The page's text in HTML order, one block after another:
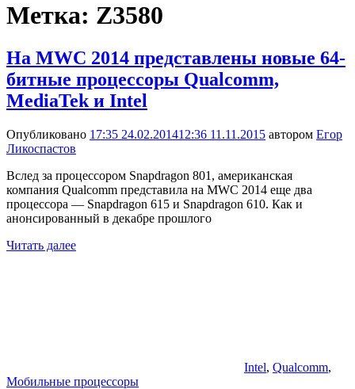
Метка: Z3580
На MWC 2014 представлены новые 64-
битные процессоры Qualcomm,
MediaTek и Intel
Опубликовано 17:35 24.02.201412:36 11.11.2015 автором Егор
Ликоспастов
Вслед за процессором Snapdragon 801, американская
компания Qualcomm представила на MWC 2014 еще два
процессора — Snapdragon 615 и Snapdragon 610. Как и
анонсированный в декабре прошлого
Читать далее
Intel, Qualcomm,
Мобильные процессоры